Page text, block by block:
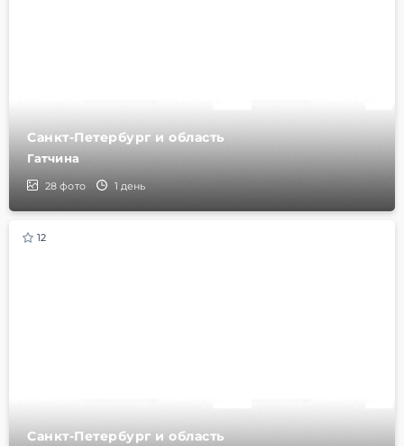
Санкт-Петербург и область
Гатчина
28 фото 1 день
12
Санкт-Петербург и область